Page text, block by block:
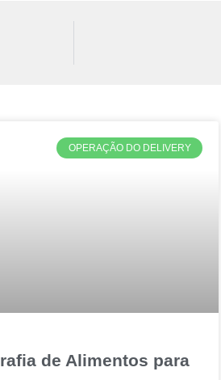
OPERAÇÃO DO DELIVERY
de Alimentos para